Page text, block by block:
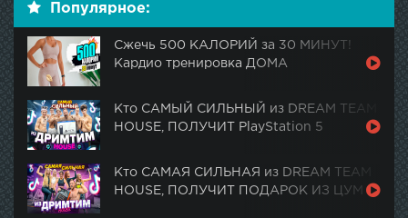
Популярное:
Сжечь 500 КАЛОРИЙ за 30 МИНУТ!
Кардио тренировка ДОМА
Кто САМЫЙ СИЛЬНЫЙ из DREAM TEAM
HOUSE, ПОЛУЧИТ PlayStation 5
Кто САМАЯ СИЛЬНАЯ из DREAM TEAM
HOUSE, ПОЛУЧИТ ПОДАРОК ИЗ ЦУМ